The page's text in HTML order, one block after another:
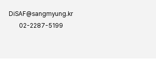
DiSAF@sangmyung.kr
02-2287-5199